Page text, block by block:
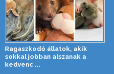
Ragaszkodó állatok, akik
sokkal jobban alszanak a
kedvenc ...